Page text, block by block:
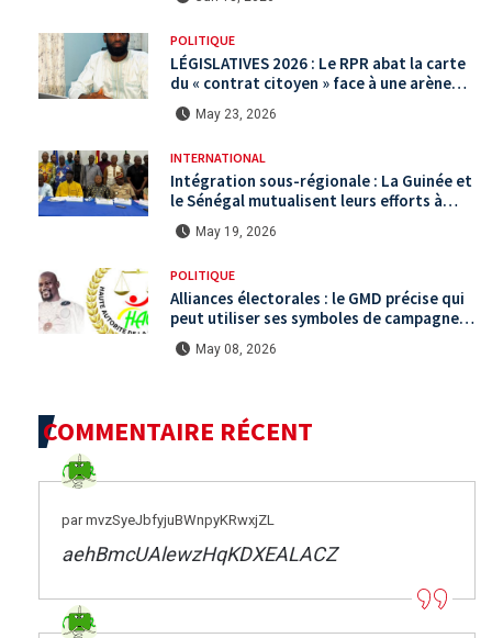
POLITIQUE
LÉGISLATIVES 2026 : Le RPR abat la carte
du « contrat citoyen » face à une arène
politique saturée.
May 23, 2026
INTERNATIONAL
Intégration sous-régionale : La Guinée et
le Sénégal mutualisent leurs efforts à
Koundara via le programme RéZo
May 19, 2026
POLITIQUE
Alliances électorales : le GMD précise qui
peut utiliser ses symboles de campagne
avant le scrutin du 31 mai
May 08, 2026
COMMENTAIRE RÉCENT
par mvzSyeJbfyjuBWnpyKRwxjZL
aehBmcUAlewzHqKDXEALACZ